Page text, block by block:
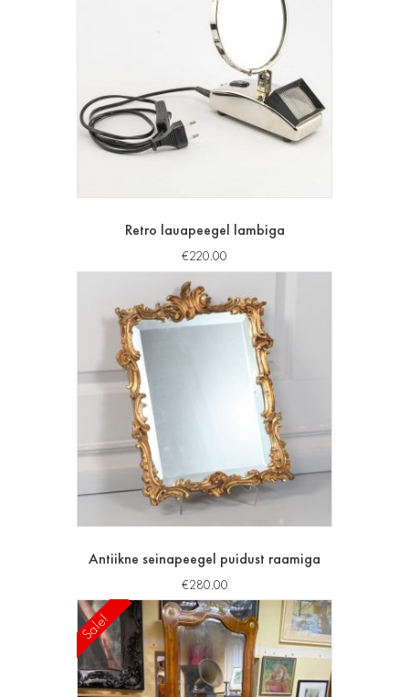
Retro lauapeegel lambiga
€220.00
Antiikne seinapeegel puidust raamiga
€280.00
Sale!